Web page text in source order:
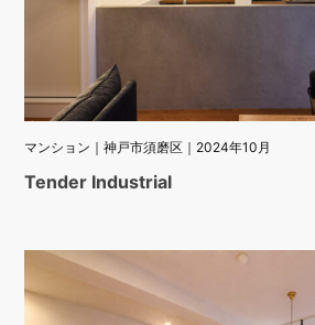
マンション｜神戸市須磨区｜2024年10月
Tender Industrial